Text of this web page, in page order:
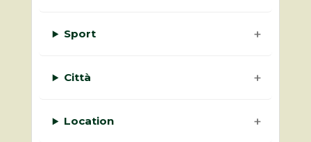
Sport
Città
Location